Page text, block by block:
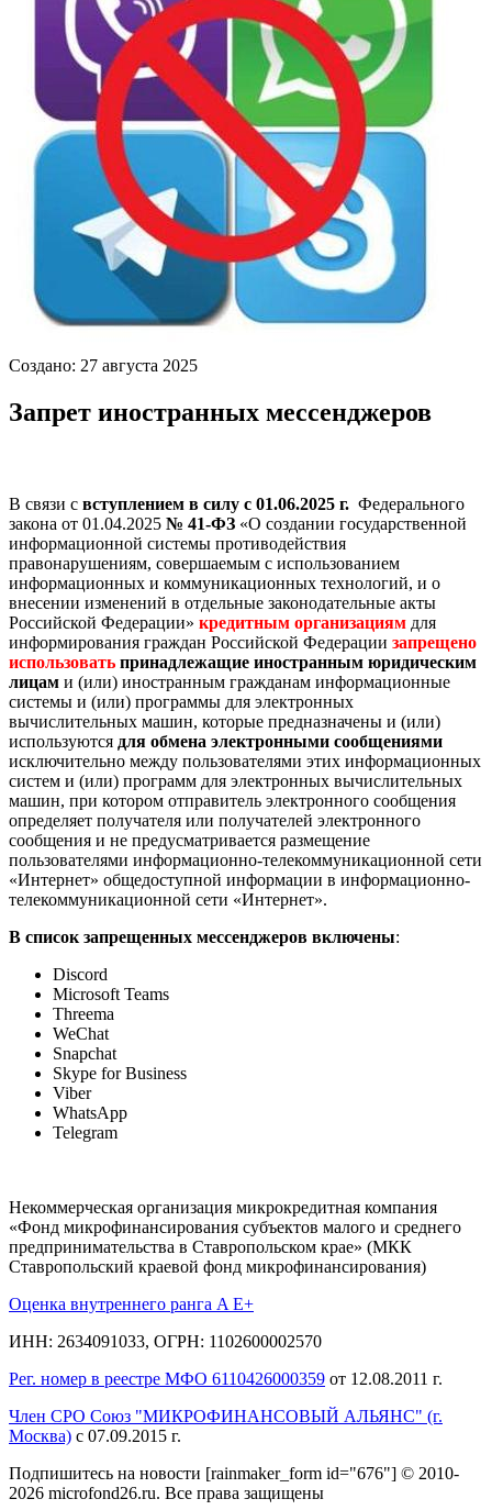
Создано: 27 августа 2025
Запрет иностранных мессенджеров
В связи с вступлением в силу с 01.06.2025 г. Федерального
закона от 01.04.2025 № 41-ФЗ «О создании государственной
информационной системы противодействия
правонарушениям, совершаемым с использованием
информационных и коммуникационных технологий, и о
внесении изменений в отдельные законодательные акты
Российской Федерации» кредитным организациям для
информирования граждан Российской Федерации запрещено
использовать принадлежащие иностранным юридическим
лицам и (или) иностранным гражданам информационные
системы и (или) программы для электронных
вычислительных машин, которые предназначены и (или)
используются для обмена электронными сообщениями
исключительно между пользователями этих информационных
систем и (или) программ для электронных вычислительных
машин, при котором отправитель электронного сообщения
определяет получателя или получателей электронного
сообщения и не предусматривается размещение
пользователями информационно-телекоммуникационной сети
«Интернет» общедоступной информации в информационно-
телекоммуникационной сети «Интернет».
В список запрещенных мессенджеров включены:
Discord
Microsoft Teams
Threema
WeChat
Snapchat
Skype for Business
Viber
WhatsApp
Telegram
Некоммерческая организация микрокредитная компания
«Фонд микрофинансирования субъектов малого и среднего
предпринимательства в Ставропольском крае» (МКК
Ставропольский краевой фонд микрофинансирования)
Оценка внутреннего ранга A E+
ИНН: 2634091033, ОГРН: 1102600002570
Рег. номер в реестре МФО 6110426000359 от 12.08.2011 г.
Член СРО Союз "МИКРОФИНАНСОВЫЙ АЛЬЯНС" (г.
Москва) с 07.09.2015 г.
Подпишитесь на новости [rainmaker_form id="676"] © 2010-
2026 microfond26.ru. Все права защищены